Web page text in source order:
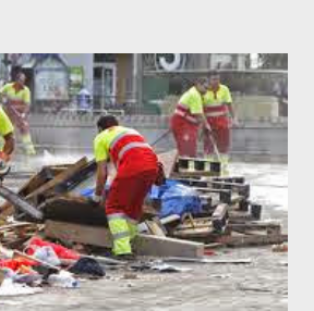
Valencia a la calle, dispuestos a hacer lo
manifestarse sin la autorización
de las calles más céntricas, volcar los
para tener botellas a mano para agredir a
apedrear a la policía,
que toda la pijo progresía del país, todos
n...